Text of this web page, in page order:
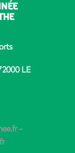
LE
-